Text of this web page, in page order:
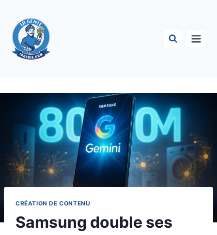
contenu
CRÉATION DE CONTENU
Samsung double ses